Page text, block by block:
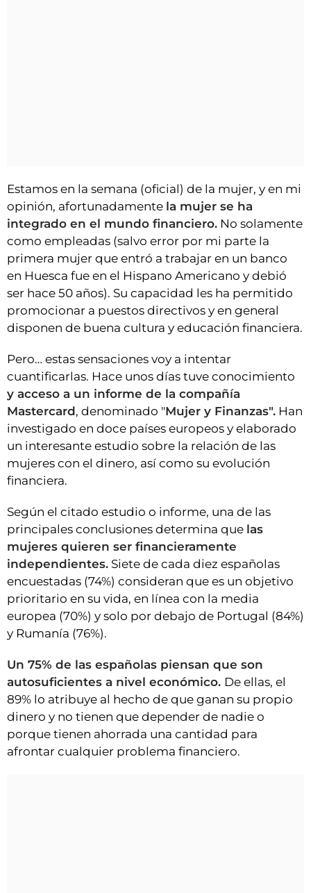
Estamos en la semana (oficial) de la mujer, y en mi
opinión, afortunadamente la mujer se ha
integrado en el mundo financiero. No solamente
como empleadas (salvo error por mi parte la
primera mujer que entró a trabajar en un banco
en Huesca fue en el Hispano Americano y debió
ser hace 50 años). Su capacidad les ha permitido
promocionar a puestos directivos y en general
disponen de buena cultura y educación financiera.
Pero… estas sensaciones voy a intentar
cuantificarlas. Hace unos días tuve conocimiento
y acceso a un informe de la compañía
Mastercard, denominado "Mujer y Finanzas". Han
investigado en doce países europeos y elaborado
un interesante estudio sobre la relación de las
mujeres con el dinero, así como su evolución
financiera.
Según el citado estudio o informe, una de las
principales conclusiones determina que las
mujeres quieren ser financieramente
independientes. Siete de cada diez españolas
encuestadas (74%) consideran que es un objetivo
prioritario en su vida, en línea con la media
europea (70%) y solo por debajo de Portugal (84%)
y Rumanía (76%).
Un 75% de las españolas piensan que son
autosuficientes a nivel económico. De ellas, el
89% lo atribuye al hecho de que ganan su propio
dinero y no tienen que depender de nadie o
porque tienen ahorrada una cantidad para
afrontar cualquier problema financiero.